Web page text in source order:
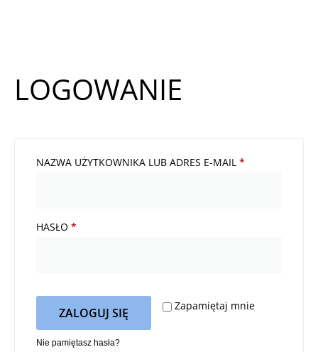
LOGOWANIE
NAZWA UŻYTKOWNIKA LUB ADRES E-MAIL *
HASŁO *
Zapamiętaj mnie
ZALOGUJ SIĘ
Nie pamiętasz hasła?